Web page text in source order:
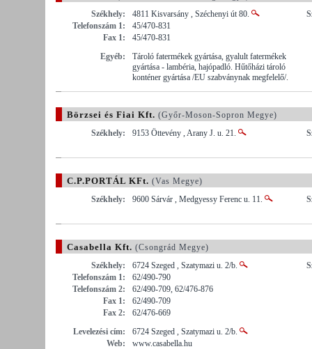
Székhely:
4811 Kisvarsány , Széchenyi út 80.
Telefonszám 1:
45/470-831
Fax 1:
45/470-831
Egyéb:
Tároló fatermékek gyártása, gyalult fatermékek
gyártása - lambéria, hajópadló. Hűtőházi tároló
konténer gyártása /EU szabványnak megfelelő/.
Börzsei és Fiai Kft. (Győr-Moson-Sopron Megye)
Székhely:
9153 Öttevény , Arany J. u. 21.
C.P.PORTÁL KFt. (Vas Megye)
Székhely:
9600 Sárvár , Medgyessy Ferenc u. 11.
Casabella Kft. (Csongrád Megye)
Székhely:
6724 Szeged , Szatymazi u. 2/b.
Telefonszám 1:
62/490-790
Telefonszám 2:
62/490-709, 62/476-876
Fax 1:
62/490-709
Fax 2:
62/476-669
Levelezési cím:
6724 Szeged , Szatymazi u. 2/b.
Web:
www.casabella.hu